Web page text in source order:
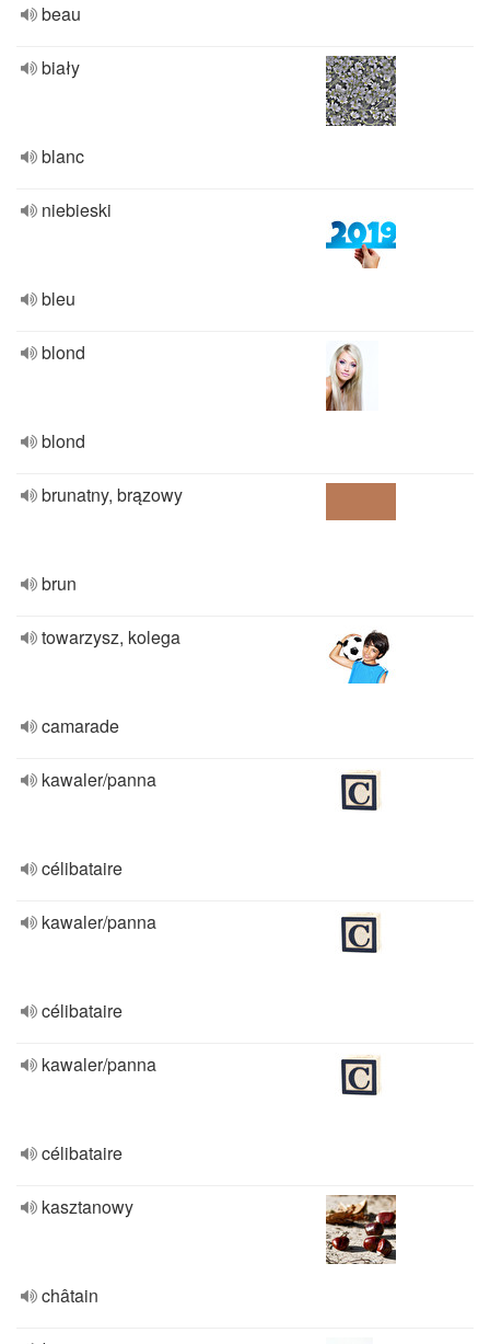
beau
biały
blanc
niebieski
bleu
blond
blond
brunatny, brązowy
brun
towarzysz, kolega
camarade
kawaler/panna
célibataire
kawaler/panna
célibataire
kawaler/panna
célibataire
kasztanowy
châtain